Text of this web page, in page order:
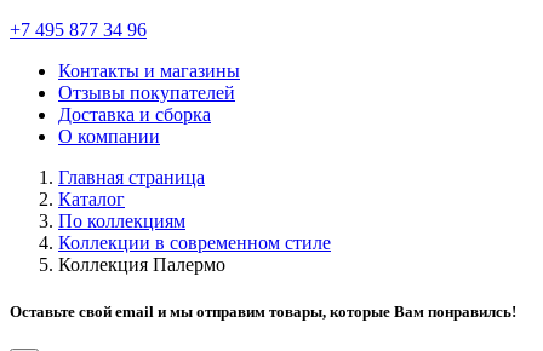
+7 495 877 34 96
Контакты и магазины
Отзывы покупателей
Доставка и сборка
О компании
Главная страница
Каталог
По коллекциям
Коллекции в современном стиле
Коллекция Палермо
Оставьте свой email и мы отправим товары, которые Вам понравилсь!